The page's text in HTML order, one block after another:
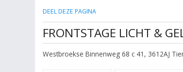
DEEL DEZE PAGINA
FRONTSTAGE LICHT &
Westbroekse Binnenweg 68 c 41 , 3612AJ